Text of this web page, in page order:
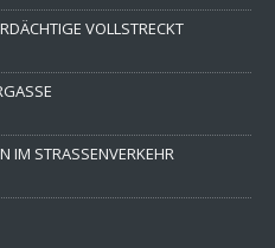
VOLLSTRECKT
IM STRASSENVERKEHR